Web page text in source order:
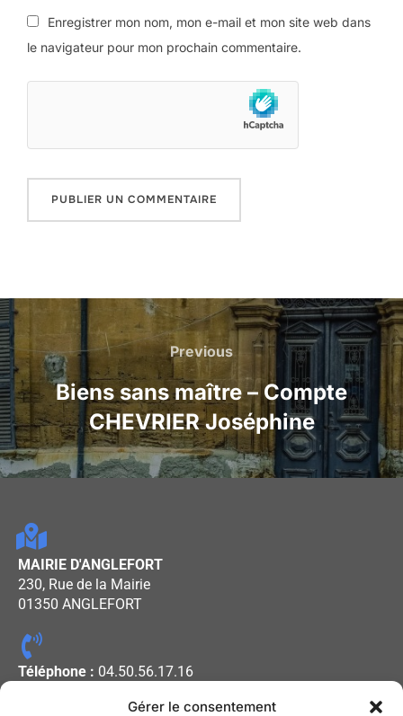
Gérer le consentement
Enregistrer mon nom, mon e-mail et mon site web dans
le navigateur pour mon prochain commentaire.
Previous
Biens sans maître – Compte
CHEVRIER Joséphine
MAIRIE D'ANGLEFORT
230, Rue de la Mairie
01350 ANGLEFORT
Téléphone : 04.50.56.17.16